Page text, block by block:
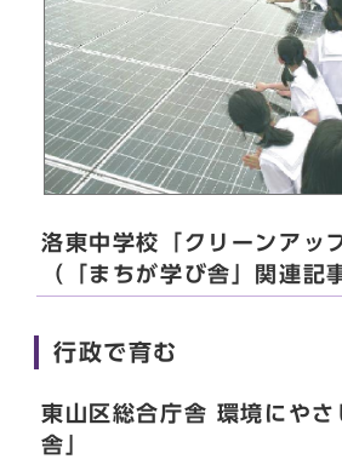
洛東中学校「クリーンアッ
（「まちが学び舎」関連記
行政で育む
東山区総合庁舎 環境にやさ
舎」